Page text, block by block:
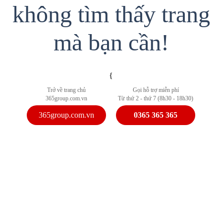
không tìm thấy trang
mà bạn cần!
{
Trở về trang chủ
365group.com.vn
365group.com.vn
Gọi hỗ trợ miễn phí
Từ thứ 2 - thứ 7 (8h30 - 18h30)
0365 365 365